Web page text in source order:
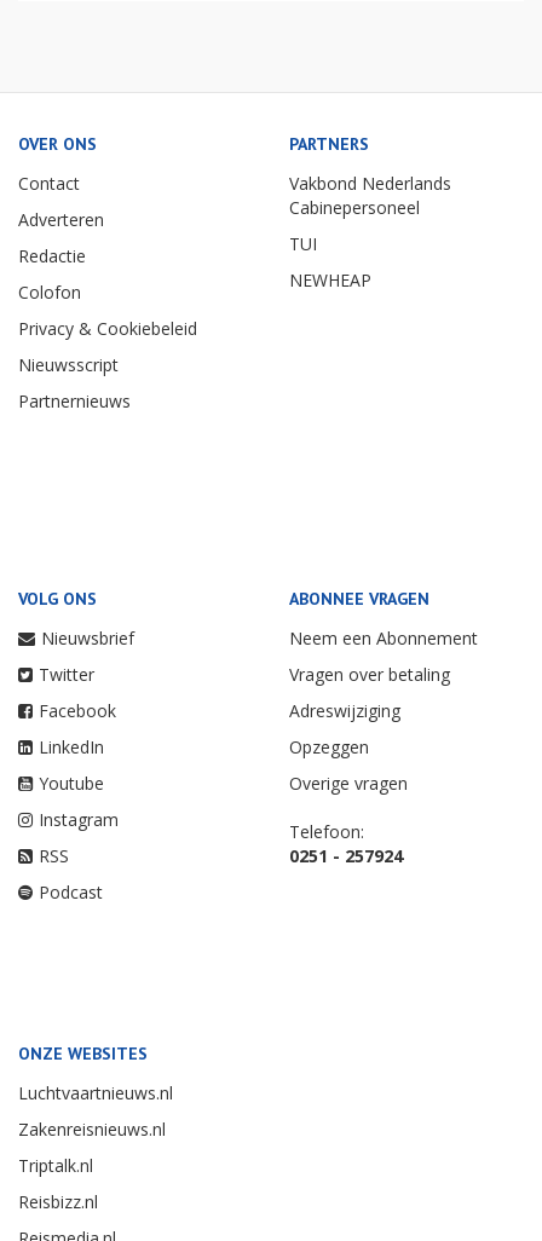
OVER ONS
Contact
Adverteren
Redactie
Colofon
Privacy & Cookiebeleid
Nieuwsscript
Partnernieuws
PARTNERS
Vakbond Nederlands
Cabinepersoneel
TUI
NEWHEAP
VOLG ONS
Nieuwsbrief
Twitter
Facebook
LinkedIn
Youtube
Instagram
RSS
Podcast
ABONNEE VRAGEN
Neem een Abonnement
Vragen over betaling
Adreswijziging
Opzeggen
Overige vragen
Telefoon:
0251 - 257924
ONZE WEBSITES
Luchtvaartnieuws.nl
Zakenreisnieuws.nl
Triptalk.nl
Reisbizz.nl